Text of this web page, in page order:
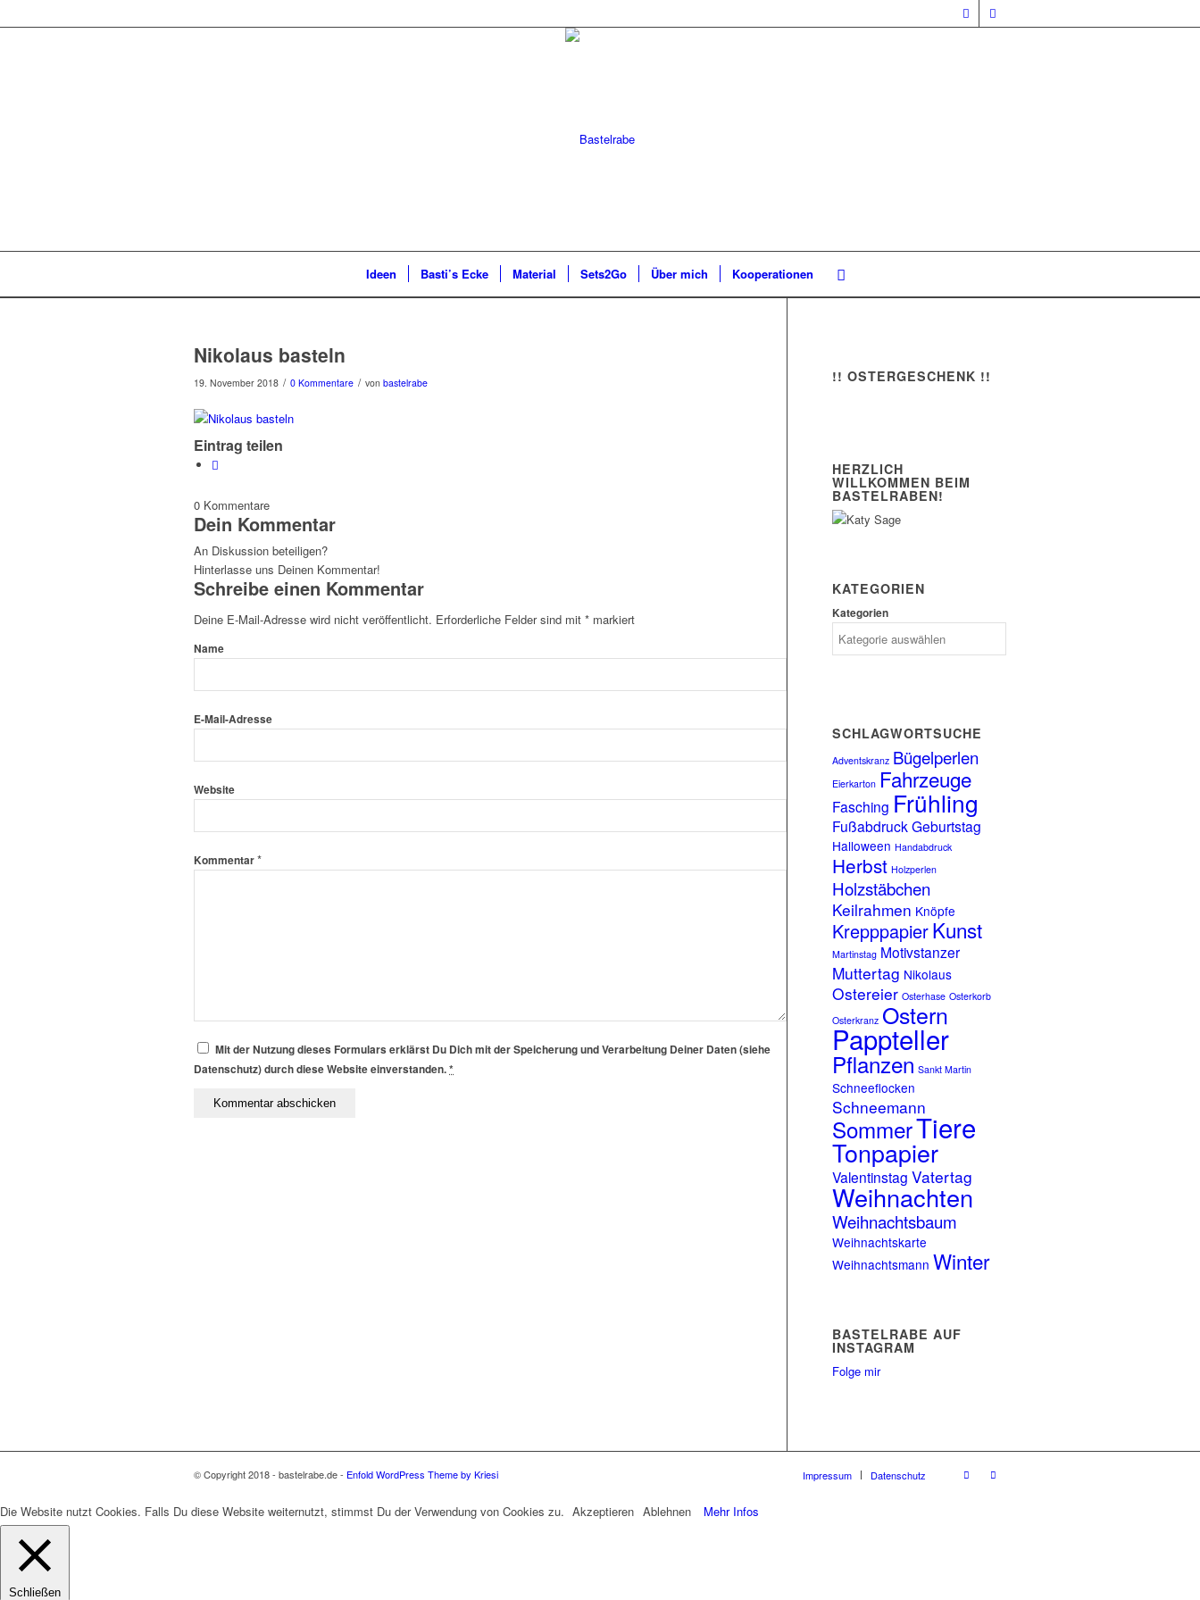
Ideen Basti’s Ecke Material Sets2Go Über mich Kooperationen
Nikolaus basteln
19. November 2018 / 0 Kommentare / von bastelrabe
Eintrag teilen
0 Kommentare
Dein Kommentar
An Diskussion beteiligen?
Hinterlasse uns Deinen Kommentar!
Schreibe einen Kommentar
Deine E-Mail-Adresse wird nicht veröffentlicht. Erforderliche Felder sind mit * markiert
Name
E-Mail-Adresse
Website
Kommentar*
Mit der Nutzung dieses Formulars erklärst Du Dich mit der Speicherung und Verarbeitung Deiner Daten (siehe
Datenschutz) durch diese Website einverstanden.*
!! OSTERGESCHENK !!
HERZLICH
WILLKOMMEN BEIM
BASTELRABEN!
KATEGORIEN
Kategorien
SCHLAGWORTSUCHE
Adventskranz Bügelperlen
Eierkarton Fahrzeuge
Fasching Frühling
Fußabdruck Geburtstag
Halloween Handabdruck
Herbst Holzperlen
Holzstäbchen
Keilrahmen Knöpfe
KrepppapierKunst
Martinstag Motivstanzer
Muttertag Nikolaus
Ostereier Osterhase Osterkorb
Osterkranz Ostern
Pappteller
Pflanzen Sankt Martin
Schneeflocken
Schneemann
SommerTiere
Tonpapier
Valentinstag Vatertag
Weihnachten
Weihnachtsbaum
Weihnachtskarte
Weihnachtsmann Winter
BASTELRABE AUF
INSTAGRAM
Folge mir
© Copyright 2018 - bastelrabe.de - Enfold WordPress Theme by Kriesi Impressum Datenschutz
Die Website nutzt Cookies. Falls Du diese Website weiternutzt, stimmst Du der Verwendung von Cookies zu. Akzeptieren Ablehnen Mehr Infos
Schließen